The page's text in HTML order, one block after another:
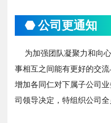
⬣ 公司更通知
为加强团队凝聚力和向
事相互之间能有更好的交
增加各同仁对下属子公司
司领导决定，特组织公司全